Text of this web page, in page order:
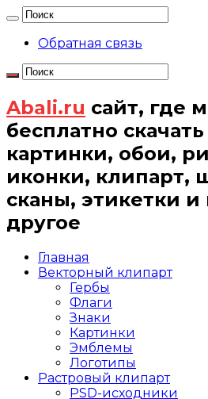
Обратная связь
Abali.ru сайт, где
бесплатно
картинки, обои,
иконки, клипарт,
сканы, этикетки и
другое
Главная
Векторный клипарт
Гербы
Флаги
Знаки
Картинки
Эмблемы
Логотипы
Растровый клипарт
PSD-исходники